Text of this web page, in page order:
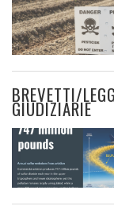
BREVETTI/
GIUDIZIARIE